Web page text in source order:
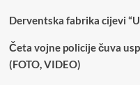
Derventska fabrika cijevi
Četa vojne policije čuva
(FOTO, VIDEO)